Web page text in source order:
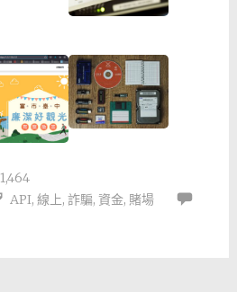
1,464
API, 線上, 詐騙, 資金, 賭場